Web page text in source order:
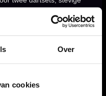
Over
cookies
en